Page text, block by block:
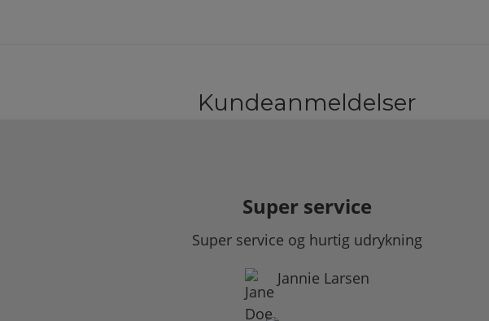
Kundeanmeldelser
Super service
Super service og hurtig udrykning
Jannie Larsen